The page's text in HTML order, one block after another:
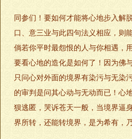
同参们！要如何才能将心地步入解
口、意三业与此四句法义相应，则
倘若你平时最怨恨的人与你相遇，
要看心地的造化是如何了！因为佛
只问心对外面的境界有染污与无染
的审判是问其心动与无动而已！心
狈逃匿，哭诉苍天一般，当境界逼
界所转，还能转境界，是为希有，